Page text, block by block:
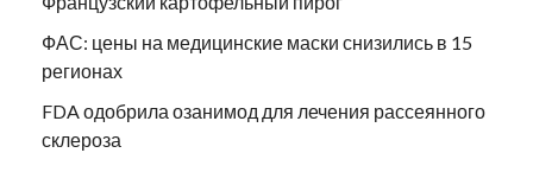
ФАС: цены на медицинские маски снизились в 15
регионах
FDA одобрила озанимод для лечения рассеянного
склероза